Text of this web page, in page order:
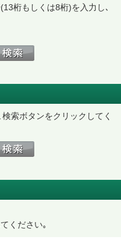
桁もしくは8桁)を入力し､
索ボタンをクリックしてく
ください｡